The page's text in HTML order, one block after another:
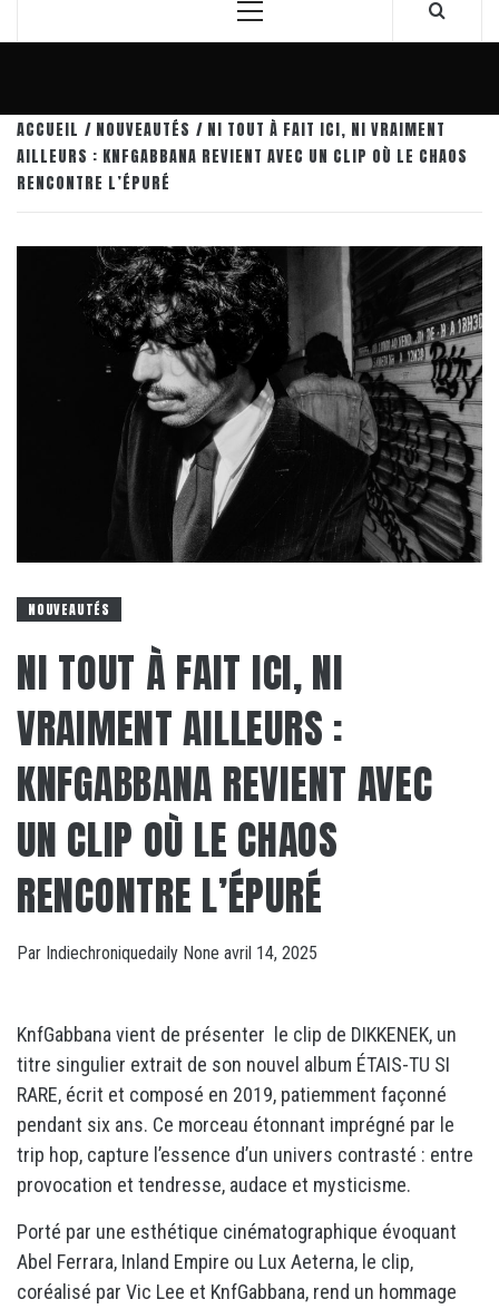
Menu
ACCUEIL NOUVEAUTÉS
NI TOUT À FAIT ICI, NI VRAIMENT
AILLEURS : KNFGABBANA REVIENT AVEC UN CLIP OÙ LE CHAOS
RENCONTRE L’ÉPURÉ
NOUVEAUTÉS
NI TOUT À FAIT ICI, NI
VRAIMENT AILLEURS :
KNFGABBANA REVIENT AVEC
UN CLIP OÙ LE CHAOS
RENCONTRE L’ÉPURÉ
Par Indiechroniquedaily None avril 14, 2025
KnfGabbana vient de présenter le clip de DIKKENEK, un
titre singulier extrait de son nouvel album ÉTAIS-TU SI
RARE, écrit et composé en 2019, patiemment façonné
pendant six ans. Ce morceau étonnant imprégné par le
trip hop, capture l’essence d’un univers contrasté : entre
provocation et tendresse, audace et mysticisme.
Porté par une esthétique cinématographique évoquant
Abel Ferrara, Inland Empire ou Lux Aeterna, le clip,
coréalisé par Vic Lee et KnfGabbana, rend un hommage